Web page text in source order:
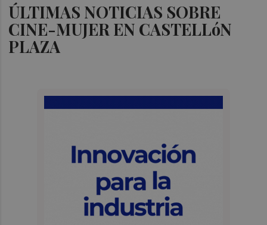
ÚLTIMAS NOTICIAS SOBRE
CINE-MUJER EN CASTELLóN
PLAZA